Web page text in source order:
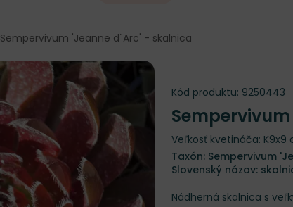
Sempervivum 'Jeanne d`Arc' - skalnica
Kód produktu: 9250443
Veľkosť kvetináča: K9x9
Taxón: Sempervivum
Slovenský názov:
Nádherná skalnica s